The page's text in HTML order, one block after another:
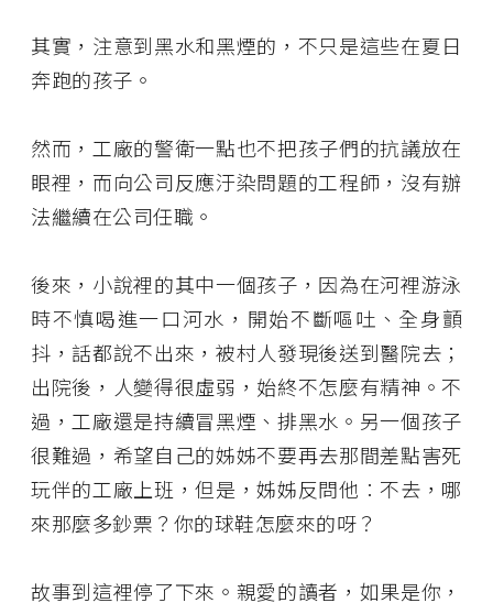
其實，注意到黑水和黑煙的，不只是這些在夏日
奔跑的孩子。
然而，工廠的警衛一點也不把孩子們的抗議放在
眼裡，而向公司反應汙染問題的工程師，沒有辦
法繼續在公司任職。
後來，小說裡的其中一個孩子，因為在河裡游泳
時不慎喝進一口河水，開始不斷嘔吐、全身顫
抖，話都說不出來，被村人發現後送到醫院去；
出院後，人變得很虛弱，始終不怎麼有精神。不
過，工廠還是持續冒黑煙、排黑水。另一個孩子
很難過，希望自己的姊姊不要再去那間差點害死
玩伴的工廠上班，但是，姊姊反問他︰不去，哪
來那麼多鈔票？你的球鞋怎麼來的呀？
故事到這裡停了下來。親愛的讀者，如果是你，